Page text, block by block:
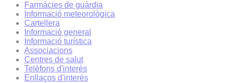
Farmàcies de guàrdia
Informació meteorològica
Cartellera
Informació general
Informació turística
Associacions
Centres de salut
Telèfons d'interès
Enllaços d'interés